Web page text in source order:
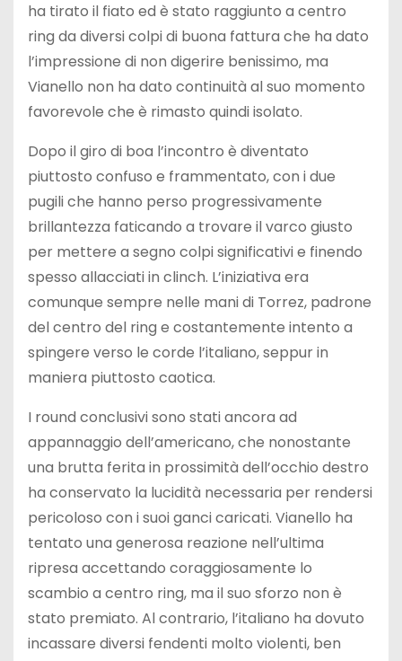
ha tirato il fiato ed è stato raggiunto a centro
ring da diversi colpi di buona fattura che ha dato
l’impressione di non digerire benissimo, ma
Vianello non ha dato continuità al suo momento
favorevole che è rimasto quindi isolato.
Dopo il giro di boa l’incontro è diventato
piuttosto confuso e frammentato, con i due
pugili che hanno perso progressivamente
brillantezza faticando a trovare il varco giusto
per mettere a segno colpi significativi e finendo
spesso allacciati in clinch. L’iniziativa era
comunque sempre nelle mani di Torrez, padrone
del centro del ring e costantemente intento a
spingere verso le corde l’italiano, seppur in
maniera piuttosto caotica.
I round conclusivi sono stati ancora ad
appannaggio dell’americano, che nonostante
una brutta ferita in prossimità dell’occhio destro
ha conservato la lucidità necessaria per rendersi
pericoloso con i suoi ganci caricati. Vianello ha
tentato una generosa reazione nell’ultima
ripresa accettando coraggiosamente lo
scambio a centro ring, ma il suo sforzo non è
stato premiato. Al contrario, l’italiano ha dovuto
incassare diversi fendenti molto violenti, ben